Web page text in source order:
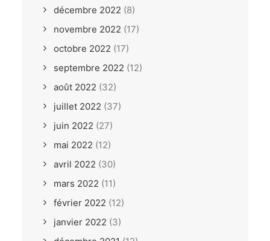
décembre 2022 (8)
novembre 2022 (17)
octobre 2022 (17)
septembre 2022 (12)
août 2022 (32)
juillet 2022 (37)
juin 2022 (27)
mai 2022 (12)
avril 2022 (30)
mars 2022 (11)
février 2022 (12)
janvier 2022 (3)